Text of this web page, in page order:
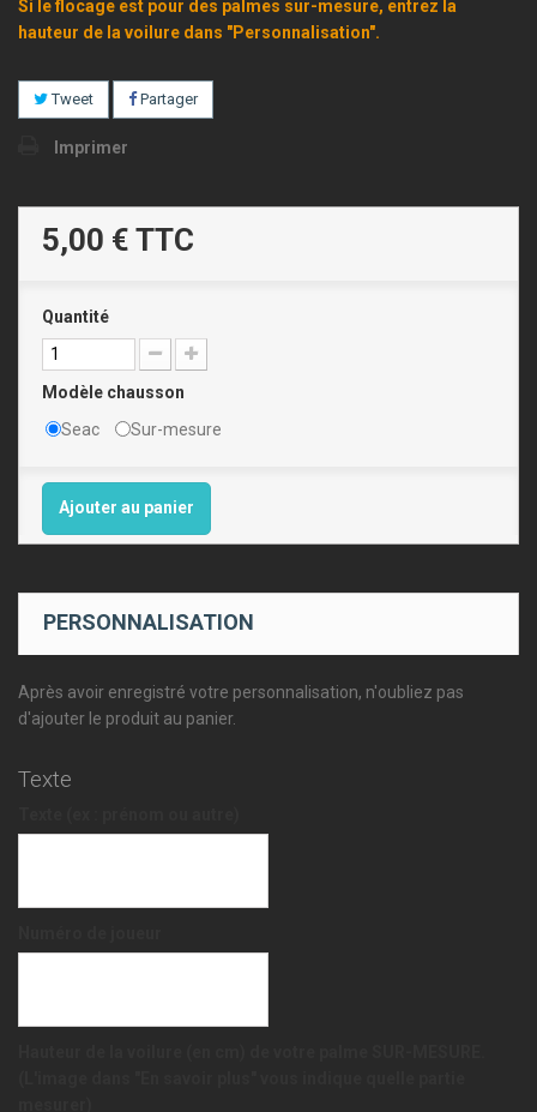
Si le flocage est pour des palmes sur-mesure, entrez la
hauteur de la voilure dans "Personnalisation".
Tweet Partager
Imprimer
5,00 € TTC
Quantité
Modèle chausson
Seac
Sur-mesure
Ajouter au panier
PERSONNALISATION
Après avoir enregistré votre personnalisation, n'oubliez pas
d'ajouter le produit au panier.
Texte